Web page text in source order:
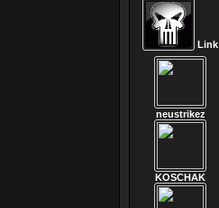
Link
neustrikez
KOSCHAK